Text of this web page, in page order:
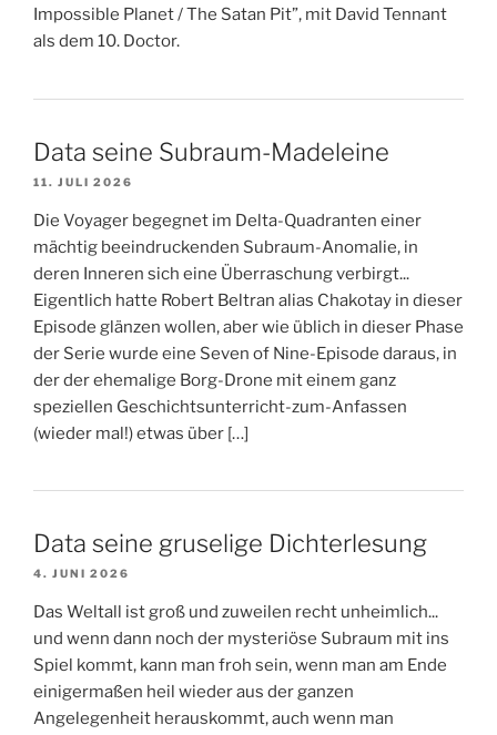
Impossible Planet / The Satan Pit”, mit David Tennant
als dem 10. Doctor.
Data seine Subraum-Madeleine
11. JULI 2026
Die Voyager begegnet im Delta-Quadranten einer
mächtig beeindruckenden Subraum-Anomalie, in
deren Inneren sich eine Überraschung verbirgt...
Eigentlich hatte Robert Beltran alias Chakotay in dieser
Episode glänzen wollen, aber wie üblich in dieser Phase
der Serie wurde eine Seven of Nine-Episode daraus, in
der der ehemalige Borg-Drone mit einem ganz
speziellen Geschichtsunterricht-zum-Anfassen
(wieder mal!) etwas über […]
Data seine gruselige Dichterlesung
4. JUNI 2026
Das Weltall ist groß und zuweilen recht unheimlich...
und wenn dann noch der mysteriöse Subraum mit ins
Spiel kommt, kann man froh sein, wenn man am Ende
einigermaßen heil wieder aus der ganzen
Angelegenheit herauskommt, auch wenn man